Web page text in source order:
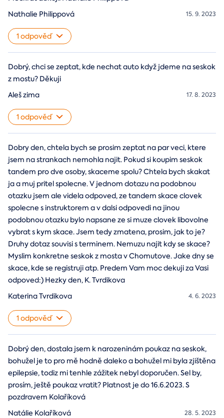
15. 9. 2023
Nathalie Philippová
1 odpověď
Dobrý, chci se zeptat, kde nechat auto když jdeme na seskok
z mostu? Děkuji
17. 8. 2023
Aleš zima
1 odpověď
Dobry den, chtela bych se prosim zeptat na par veci, ktere
jsem na strankach nemohla najit. Pokud si koupim seskok
tandem pro dve osoby, skaceme spolu? Chtela bych skakat
ja a muj pritel spolecne. V jednom dotazu na podobnou
otazku jsem ale videla odpoved, ze tandem skace clovek
spolecne s instruktorem a v dalsi odpovedi na jinou
podobnou otazku bylo napsane ze si muze clovek libovolne
vybrat s kym skace. Jsem tedy zmatena, prosim, jak to je?
Druhy dotaz souvisi s terminem. Nemuzu najit kdy se skace?
Myslim konkretne seskok z mosta v Chomutove. Jake dny se
skace, kde se registruji atp. Predem Vam moc dekuji za Vasi
odpoved:) Hezky den, K. Tvrdikova
4. 6. 2023
Katerina Tvrdikova
1 odpověď
Dobrý den, dostala jsem k narozeninám poukaz na seskok,
bohužel je to pro mě hodně daleko a bohužel mi byla zjištěna
epilepsie, todiz mi tenhle zážitek nebyl doporučen. Sel by,
prosím, ještě poukaz vratit? Platnost je do 16.6.2023. S
pozdravem Kolaříková
28. 5. 2023
Natálie Kolaříková